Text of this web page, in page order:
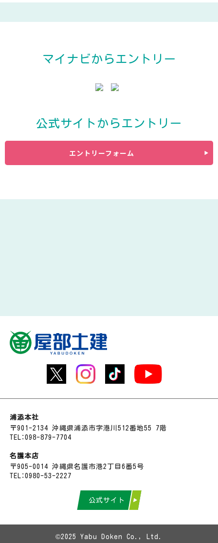
マイナビからエントリー
公式サイトからエントリー
エントリーフォーム
浦添本社
〒901-2134 沖縄県浦添市字港川512番地55 7階
TEL：098-879-7704
名護本店
〒905-0014 沖縄県名護市港2丁目6番5号
TEL：0980-53-2227
公式サイト
©2025 Yabu Doken Co., Ltd.